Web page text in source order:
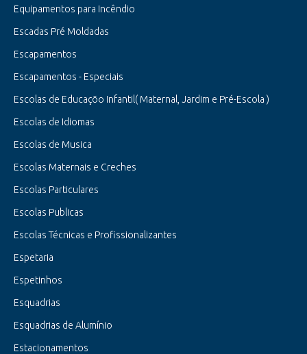
Equipamentos para Incêndio
Escadas Pré Moldadas
Escapamentos
Escapamentos - Especiais
Escolas de Educaçõo Infantil( Maternal, Jardim e Pré-Escola )
Escolas de Idiomas
Escolas de Musica
Escolas Maternais e Creches
Escolas Particulares
Escolas Publicas
Escolas Técnicas e Profissionalizantes
Espetaria
Espetinhos
Esquadrias
Esquadrias de Alumínio
Estacionamentos